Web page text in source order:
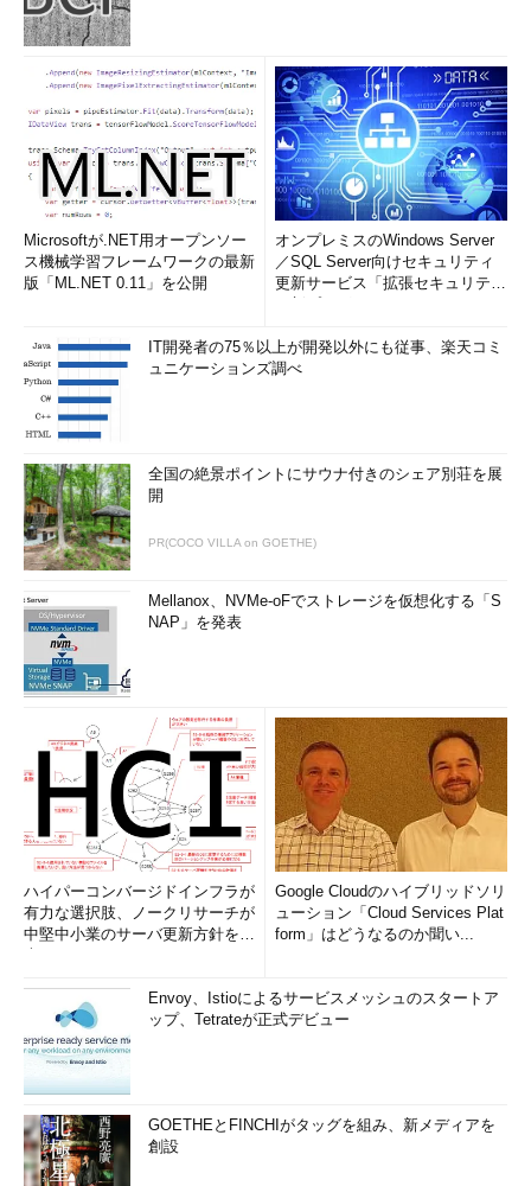
Microsoftが.NET用オープンソー
ス機械学習フレームワークの最新
版「ML.NET 0.11」を公開
オンプレミスのWindows Server
／SQL Server向けセキュリティ
更新サービス「拡張セキュリティ
IT開発者の75％以上が開発以外にも従事、楽天コミ
ュニケーションズ調べ
全国の絶景ポイントにサウナ付きのシェア別荘を展
開
PR(COCO VILLA on GOETHE)
Mellanox、NVMe-oFでストレージを仮想化する「S
NAP」を発表
ハイパーコンバージドインフラが
有力な選択肢、ノークリサーチが
中堅中小業のサーバ更新方針を調
Google Cloudのハイブリッドソリ
ューション「Cloud Services Plat
form」はどうなるのか聞い...
Envoy、Istioによるサービスメッシュのスタートア
ップ、Tetrateが正式デビュー
GOETHEとFINCHIがタッグを組み、新メディアを
創設